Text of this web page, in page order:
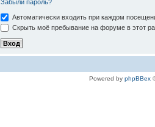
Забыли пароль?
Автоматически входить при каждом
Скрыть моё пребывание на форуме в этот
Powered by phpBBex